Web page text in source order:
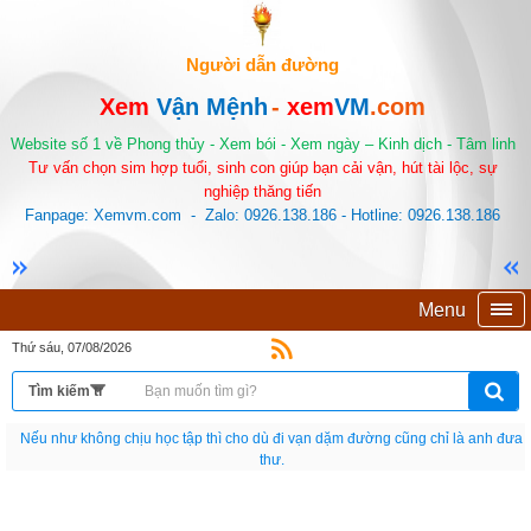
Người dẫn đường
Xem Vận Mệnh- xemVM.com
Website số 1 về Phong thủy - Xem bói - Xem ngày – Kinh dịch - Tâm linh
Tư vấn chọn sim hợp tuổi, sinh con giúp bạn cải vận, hút tài lộc, sự
nghiệp thăng tiến
Fanpage: Xemvm.com - Zalo: 0926.138.186 - Hotline: 0926.138.186
Menu
Thứ sáu, 07/08/2026
Nếu như không chịu học tập thì cho dù đi vạn dặm đường cũng chỉ là anh đưa
thư.